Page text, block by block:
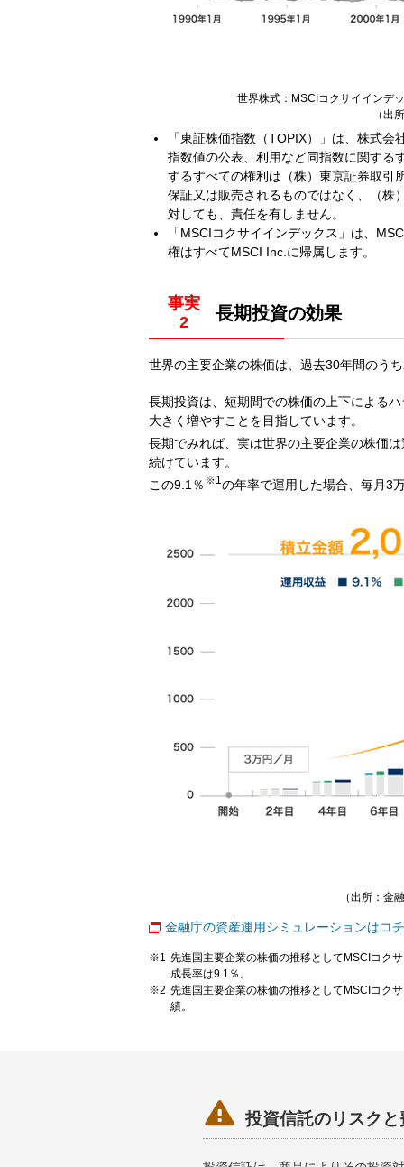
世界株式：MSCIコクサイインデ
（出
「東証株価指数（TOPIX）」は、株式
指数値の公表、利用など同指数に関する
するすべての権利は（株）東京証券取引
保証又は販売されるものではなく、（株
対しても、責任を有しません。
「MSCIコクサイインデックス」は、
権はすべてMSCI Inc.に帰属します。
事実 長期投資の効果
世界の主要企業の株価は、過去30年間のう
長期投資は、短期間での株価の上下による
大きく増やすことを目指しています。
長期でみれば、実は世界の主要企業の株価
続けています。
この9.1％ ※1の年率で運用した場合、毎月3
（出所：金
金融庁の資産運用シミュレーションはコ
先進国主要企業の株価の推移としてMSCIコク
成長率は9.1％。
先進国主要企業の株価の推移としてMSCIコク
績。
 投資信託のリスク